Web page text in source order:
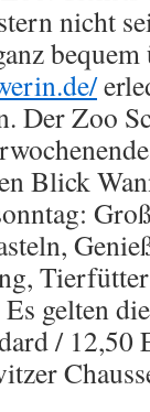
nicht
Der Zoo
Blick
gelten
/